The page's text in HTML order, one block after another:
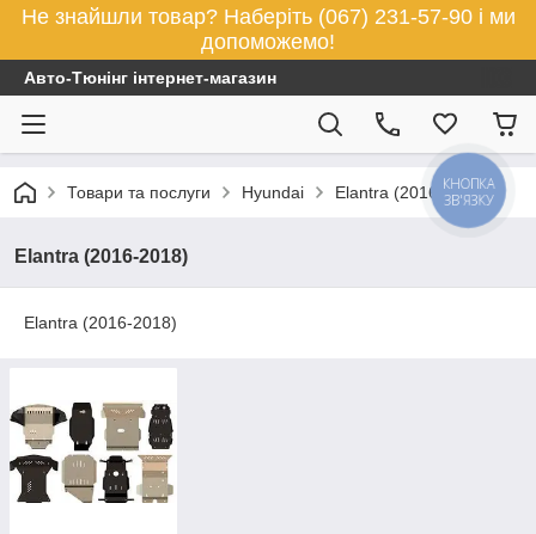
Не знайшли товар? Наберіть (067) 231-57-90 і ми
допоможемо!
Авто-Тюнінг інтернет-магазин
Товари та послуги Hyundai Elantra (2016-2018)
Elantra (2016-2018)
Elantra (2016-2018)
КНОПКА
ЗВ'ЯЗКУ